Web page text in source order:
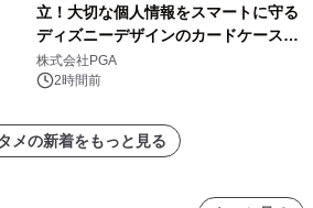
立！大切な個人情報をスマートに守る
ディズニーデザインのカードケースを
株式会社PGAが8月7日発売
株式会社PGA
2時間前
メの新着をもっと見る